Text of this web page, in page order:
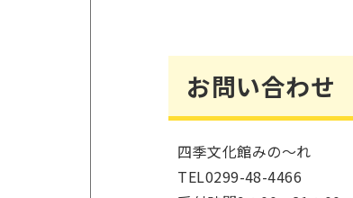
お問い合わせ
四季文化館みの～れ
TEL0299-48-4466